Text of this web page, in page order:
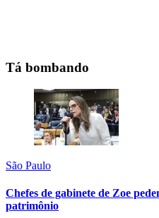
Tá bombando
São Paulo
Chefes de gabinete de Zoe
patrimônio